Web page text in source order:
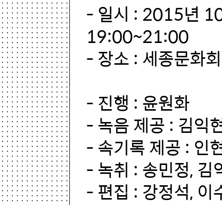
- 일시 : 2015년
19:00~21:00
- 장소 : 세종문화
- 진행 : 윤원화
- 녹음 제공 : 김익
- 속기록 제공 : 인
- 녹취 : 송민정, 김
- 편집 : 강정석, 이